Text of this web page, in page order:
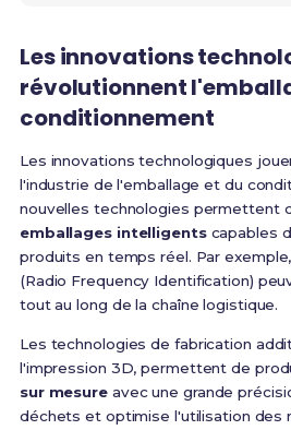
Les innovations
révolutionnent
conditionnement
Les innovations technologiques
l'industrie de l'emballage et du
nouvelles technologies permettent
emballages intelligentscapables
produits en temps réel. Par
(Radio Frequency Identification)
tout au long de la chaîne logistique.
Les technologies de fabrication
l'impression 3D, permettent de
sur mesureavec une grande
déchets et optimise l'utilisation des